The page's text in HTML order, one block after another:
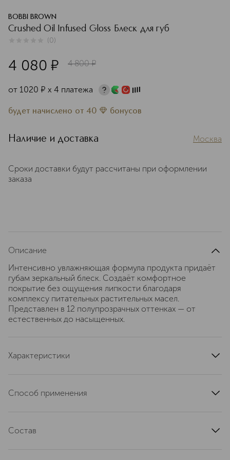
BOBBI BROWN
Crushed Oil Infused Gloss Блеск для губ
(0)
4 080 ¤ 4 800 ¤
от 1020 ¤ х 4 платежа
будет начислено от 40 бонусов
Наличие и доставка Москва
Сроки доставки будут рассчитаны при оформлении
заказа
Описание
Интенсивно увлажняющая формула продукта придаёт
губам зеркальный блеск. Создаёт комфортное
покрытие без ощущения липкости благодаря
комплексу питательных растительных масел.
Представлен в 12 полупрозрачных оттенках — от
естественных до насыщенных.
Характеристики
тип продукта
артикул
EMCK110000
Способ применения
Состав